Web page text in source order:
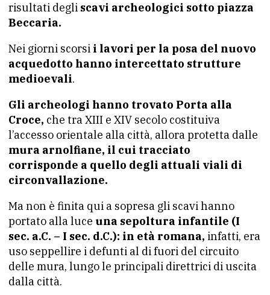
risultati degli scavi archeologici sotto piazza
Beccaria.
Nei giorni scorsi i lavori per la posa del nuovo
acquedotto hanno intercettato strutture
medioevali.
Gli archeologi hanno trovato Porta alla
Croce, che tra XIII e XIV secolo costituiva
l’accesso orientale alla città, allora protetta dalle
mura arnolfiane, il cui tracciato
corrisponde a quello degli attuali viali di
circonvallazione.
Ma non è finita qui a sopresa gli scavi hanno
portato alla luce una sepoltura infantile (I
sec. a.C. – I sec. d.C.): in età romana, infatti, era
uso seppellire i defunti al di fuori del circuito
delle mura, lungo le principali direttrici di uscita
dalla città.